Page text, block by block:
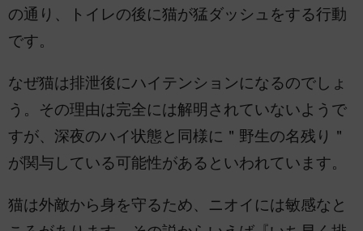
の通り、トイレの後に猫が猛ダッシュをする行動
です。
なぜ猫は排泄後にハイテンションになるのでしょ
う。その理由は完全には解明されていないようで
すが、深夜のハイ状態と同様に＂野生の名残り＂
が関与している可能性があるといわれています。
猫は外敵から身を守るため、ニオイには敏感なと